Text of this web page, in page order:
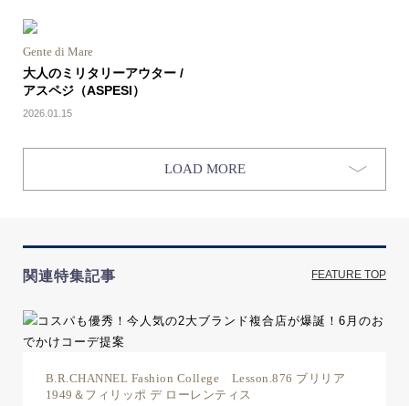
Gente di Mare
大人のミリタリーアウター /
アスペジ（ASPESI）
2026.01.15
LOAD MORE
関連特集記事 FEATURE TOP
B.R.CHANNEL Fashion College Lesson.876 ブリリア
1949＆フィリッポ デ ローレンティス